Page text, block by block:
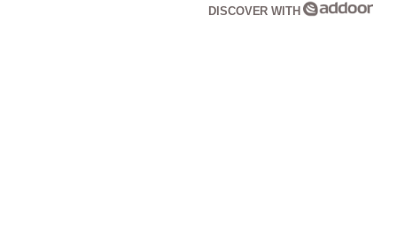
DISCOVER WITH